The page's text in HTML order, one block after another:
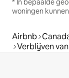
* In bepaalde
woningen
Airbnb
Verblijven